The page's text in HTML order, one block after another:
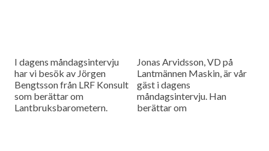
I dagens måndagsintervju
har vi besök av Jörgen
Bengtsson från LRF Konsult
som berättar om
Lantbruksbarometern.
Jonas Arvidsson, VD på
Lantmännen Maskin, är vår
gäst i dagens
måndagsintervju. Han
berättar om